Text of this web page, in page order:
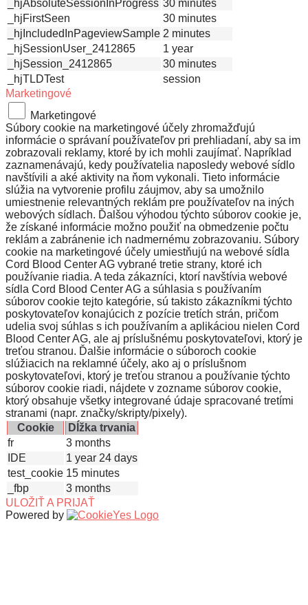
_hjAbsoluteSessionInProgress 30 minutes
_hjFirstSeen
30 minutes
_hjIncludedInPageviewSample 2 minutes
_hjSessionUser_2412865
1 year
_hjSession_2412865
30 minutes
_hjTLDTest
session
Marketingové
Marketingové
Súbory cookie na marketingové účely zhromažďujú
informácie o správaní používateľov pri prehliadaní, aby sa im
zobrazovali reklamy, ktoré by ich mohli zaujímať. Napríklad
zaznamenávajú, kedy používatelia naposledy webové sídlo
navštívili a aké aktivity na ňom vykonali. Tieto informácie
slúžia na vytvorenie profilu záujmov, aby sa umožnilo
umiestnenie relevantných reklám pre používateľov na iných
webových sídlach. Ďalšou výhodou týchto súborov cookie je,
že získané informácie možno použiť na obmedzenie počtu
reklám a zabránenie ich nadmernému zobrazovaniu. Súbory
cookie na marketingové účely umiestňujú na webové sídla
Cord Blood Center AG vybrané tretie strany, ktoré ich
používanie riadia. A teda zákazníci, ktorí navštívia webové
sídla Cord Blood Center AG a súhlasia s používaním
súborov cookie tejto kategórie, sú takisto zákazníkmi týchto
poskytovateľov konajúcich z pozície tretích strán, pričom
udelia svoj súhlas s ich používaním a aplikáciou nielen Cord
Blood Center AG, ale aj príslušnému poskytovateľovi, ktorý je
treťou stranou. Ďalšie informácie o súboroch cookie
slúžiacich na reklamné účely, ako aj o príslušnom
poskytovateľovi, ktorý je treťou stranou a používanie týchto
súborov cookie riadi, nájdete v zozname súborov cookie,
ktorý obsahuje všetky integrované údaje spracované tretími
stranami (napr. značky/skripty/pixely).
Cookie
Dĺžka trvania
fr
3 months
IDE
1 year 24 days
test_cookie 15 minutes
_fbp
3 months
ULOŽIŤ A PRIJAŤ
Powered by